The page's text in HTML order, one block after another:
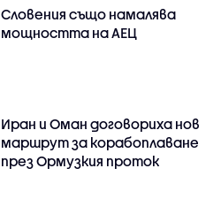
Словения също намалява
мощността на АЕЦ
Иран и Оман договориха нов
маршрут за корабоплаване
през Ормузкия проток